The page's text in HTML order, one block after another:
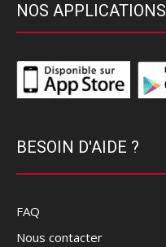
NOS APPLICATIONS
BESOIN D'AIDE ?
FAQ
Nous contacter